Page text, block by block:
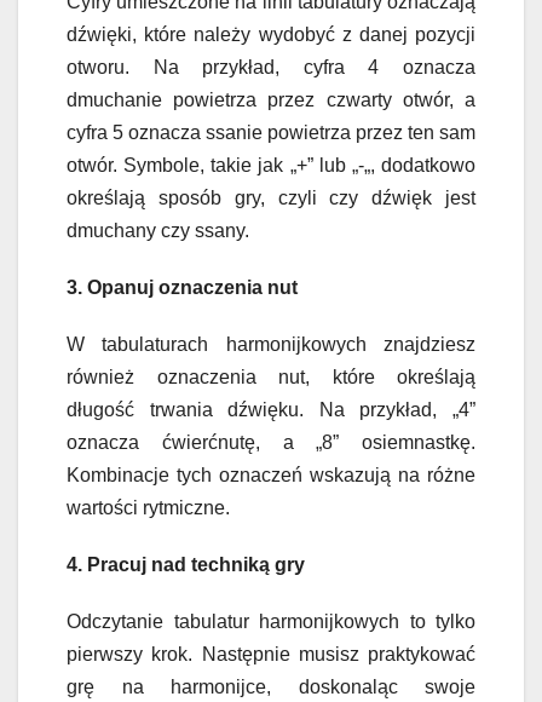
dźwięki, które należy wydobyć z danej pozycji
otworu. Na przykład, cyfra 4 oznacza
dmuchanie powietrza przez czwarty otwór, a
cyfra 5 oznacza ssanie powietrza przez ten sam
otwór. Symbole, takie jak „+” lub „-„, dodatkowo
określają sposób gry, czyli czy dźwięk jest
dmuchany czy ssany.
3. Opanuj oznaczenia nut
W tabulaturach harmonijkowych znajdziesz
również oznaczenia nut, które określają
długość trwania dźwięku. Na przykład, „4”
oznacza ćwierćnutę, a „8” osiemnastkę.
Kombinacje tych oznaczeń wskazują na różne
wartości rytmiczne.
4. Pracuj nad techniką gry
Odczytanie tabulatur harmonijkowych to tylko
pierwszy krok. Następnie musisz praktykować
grę na harmonijce, doskonaląc swoje